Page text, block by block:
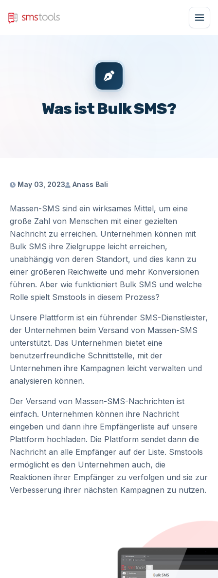
Was ist Bulk SMS?
May 03, 2023 Anass Bali
Massen-SMS sind ein wirksames Mittel, um eine
große Zahl von Menschen mit einer gezielten
Nachricht zu erreichen. Unternehmen können mit
Bulk SMS ihre Zielgruppe leicht erreichen,
unabhängig von deren Standort, und dies kann zu
einer größeren Reichweite und mehr Konversionen
führen. Aber wie funktioniert Bulk SMS und welche
Rolle spielt Smstools in diesem Prozess?
Unsere Plattform ist ein führender SMS-Dienstleister,
der Unternehmen beim Versand von Massen-SMS
unterstützt. Das Unternehmen bietet eine
benutzerfreundliche Schnittstelle, mit der
Unternehmen ihre Kampagnen leicht verwalten und
analysieren können.
Der Versand von Massen-SMS-Nachrichten ist
einfach. Unternehmen können ihre Nachricht
eingeben und dann ihre Empfängerliste auf unsere
Plattform hochladen. Die Plattform sendet dann die
Nachricht an alle Empfänger auf der Liste. Smstools
ermöglicht es den Unternehmen auch, die
Reaktionen ihrer Empfänger zu verfolgen und sie zur
Verbesserung ihrer nächsten Kampagnen zu nutzen.